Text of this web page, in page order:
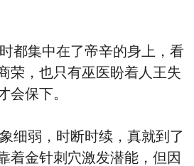
都集中在了帝辛的身上，看
荣，也只有巫医盼着人王失
会保下。
细弱，时断时续，真就到了
着金针刺穴激发潜能，但因